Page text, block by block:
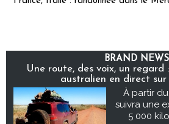
BRAND NEWS
Une route, des voix, un regard
australien en direct sur
À partir
suivra une
5 000